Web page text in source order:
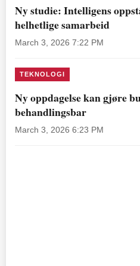
Ny studie: Intelligens
helhetlige samarbeid
March 3, 2026 7:22 PM
TEKNOLOGI
Ny oppdagelse kan gjøre
behandlingsbar
March 3, 2026 6:23 PM